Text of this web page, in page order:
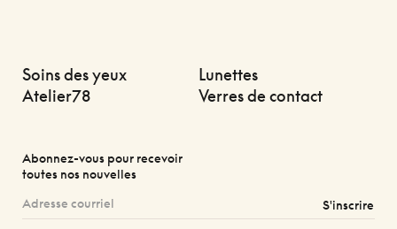
Soins des yeux
Lunettes
Atelier78
Verres de contact
Abonnez-vous pour recevoir
toutes nos nouvelles
S'inscrire